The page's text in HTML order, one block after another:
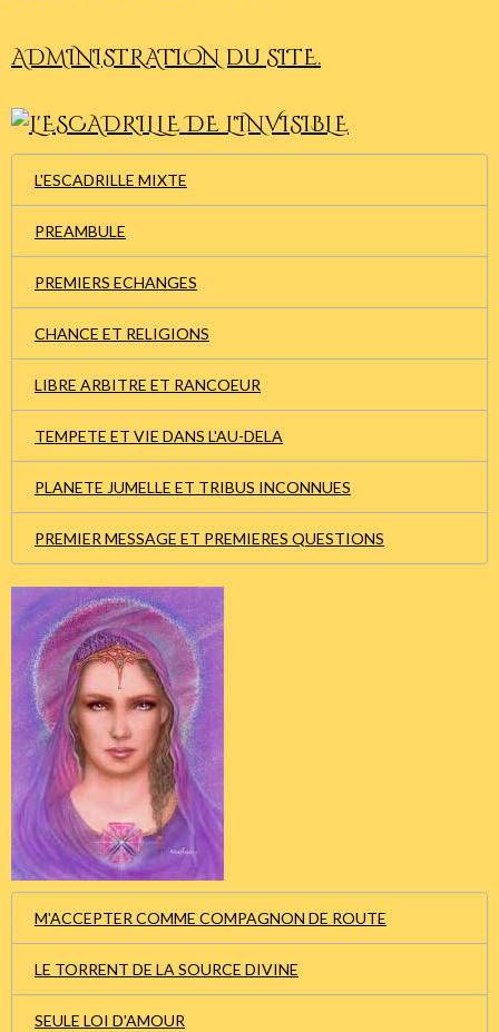
ADMINISTRATION du SITE.
L'ESCADRILLE MIXTE
PREAMBULE
PREMIERS ECHANGES
CHANCE ET RELIGIONS
LIBRE ARBITRE ET RANCOEUR
TEMPETE ET VIE DANS L'AU-DELA
PLANETE JUMELLE ET TRIBUS INCONNUES
PREMIER MESSAGE ET PREMIERES QUESTIONS
M'ACCEPTER COMME COMPAGNON DE ROUTE
LE TORRENT DE LA SOURCE DIVINE
SEULE LOI D'AMOUR